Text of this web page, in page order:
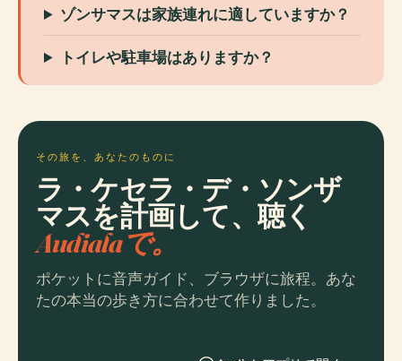
ゾンサマスは家族連れに適していますか？
トイレや駐車場はありますか？
その旅を、あなたのものに
ラ・ケセラ・デ・ソンザ
マスを計画して、聴く
Audialaで。
ポケットに音声ガイド、ブラウザに旅程。あな
たの本当の歩き方に合わせて作りました。